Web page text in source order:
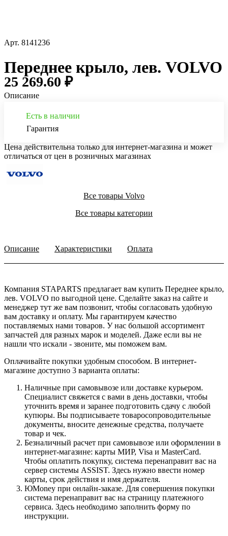
Арт. 8141236
Переднее крыло, лев. VOLVO
25 269.60 ₽
Описание
Есть в наличии
Гарантия
Цена действительна только для интернет-магазина и может
отличаться от цен в розничных магазинах
Все товары Volvo
Все товары категории
Описание Характеристики Оплата
Компания STAPARTS предлагает вам купить Переднее крыло,
лев. VOLVO по выгодной цене. Сделайте заказ на сайте и
менеджер тут же вам позвонит, чтобы согласовать удобную
вам доставку и оплату. Мы гарантируем качество
поставляемых нами товаров. У нас большой ассортимент
запчастей для разных марок и моделей. Даже если вы не
нашли что искали - звоните, мы поможем вам.
Оплачивайте покупки удобным способом. В интернет-
магазине доступно 3 варианта оплаты:
Наличные при самовывозе или доставке курьером.
Специалист свяжется с вами в день доставки, чтобы
уточнить время и заранее подготовить сдачу с любой
купюры. Вы подписываете товаросопроводительные
документы, вносите денежные средства, получаете
товар и чек.
Безналичный расчет при самовывозе или оформлении в
интернет-магазине: карты МИР, Visa и MasterCard.
Чтобы оплатить покупку, система перенаправит вас на
сервер системы ASSIST. Здесь нужно ввести номер
карты, срок действия и имя держателя.
ЮMoney при онлайн-заказе. Для совершения покупки
система перенаправит вас на страницу платежного
сервиса. Здесь необходимо заполнить форму по
инструкции.